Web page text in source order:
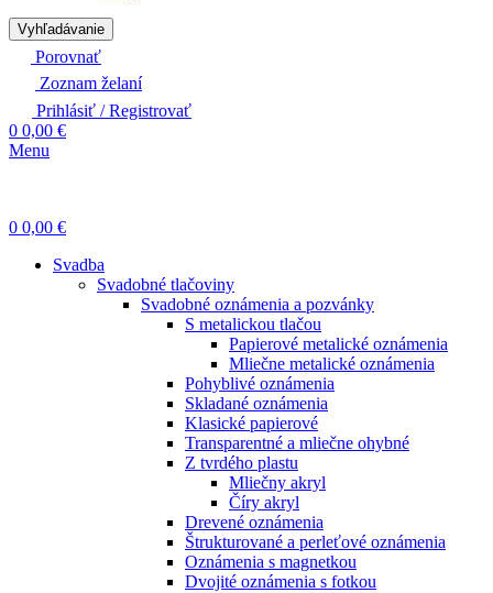
Vyhľadávanie
Porovnať
Zoznam želaní
Prihlásiť / Registrovať
0 0,00 €
Menu
0 0,00 €
Svadba
Svadobné tlačoviny
Svadobné oznámenia a pozvánky
S metalickou tlačou
Papierové metalické oznámenia
Mliečne metalické oznámenia
Pohyblivé oznámenia
Skladané oznámenia
Klasické papierové
Transparentné a mliečne ohybné
Z tvrdého plastu
Mliečny akryl
Číry akryl
Drevené oznámenia
Štrukturované a perleťové oznámenia
Oznámenia s magnetkou
Dvojité oznámenia s fotkou